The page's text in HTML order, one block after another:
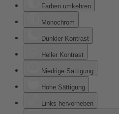
Farben umkehren
Monochrom
Dunkler Kontrast
Heller Kontrast
Niedrige Sättigung
Hohe Sättigung
Links hervorheben